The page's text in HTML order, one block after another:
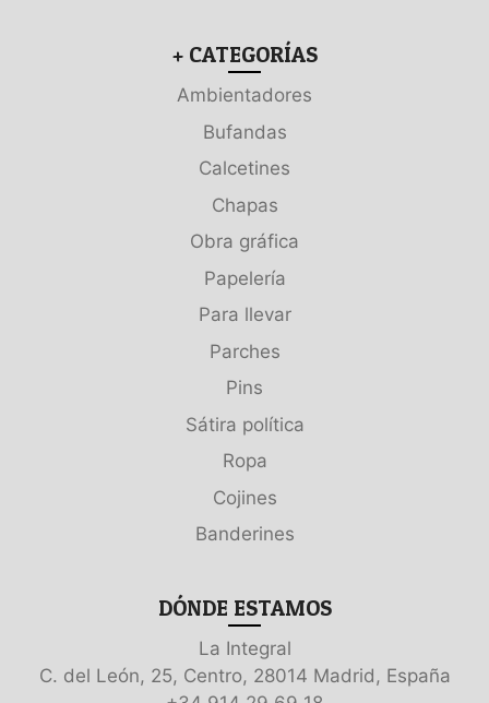
+ CATEGORÍAS
Ambientadores
Bufandas
Calcetines
Chapas
Obra gráfica
Papelería
Para llevar
Parches
Pins
Sátira política
Ropa
Cojines
Banderines
DÓNDE ESTAMOS
La Integral
C. del León, 25, Centro, 28014 Madrid, España